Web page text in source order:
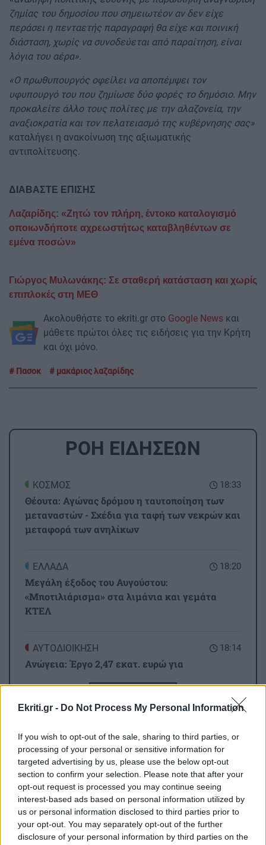
Ekriti.gr - Do Not Process My Personal Information
If you wish to opt-out of the sale, sharing to third parties, or
processing of your personal or sensitive information for
targeted advertising by us, please use the below opt-out
section to confirm your selection. Please note that after your
opt-out request is processed you may continue seeing
interest-based ads based on personal information utilized by
us or personal information disclosed to third parties prior to
your opt-out. You may separately opt-out of the further
disclosure of your personal information by third parties on the
ζημίας του δημοσίου που σημειωτέον αν δεν είχε
περάσει η πενταετής παραγραφή θα είχε και ποινική
διάσταση, χωρίς να συνοδεύεται από παραίτηση, είναι
λόγια του αέρα».
«Ο πρωθυπουργός οφείλει να αποπέμψει τον
υφυπουργό του που ζημίωσε δύο φορές το δημόσιο. Μην
προκαλείτε άλλο τους πολίτες με την αλαζονεία, την
αναξιοκρατία και τον πελατειασμό της κυβέρνησης σας»
καταλήγει η ανακοίνωση της αξιωματικής
αντιπολίτευσης.
ΔΙΑΒΑΣΤΕ ΕΠΙΣΗΣ
Λαζαρίδης: «Ζητώ τον πλήρη, έντοκο καταλογισμό
οποιωνδήποτε αχρεωστήτως καταβληθέντων σε
εμένα ποσών»
Γιώργος Μυλωνάκης: Σε σταθερή κατάσταση και χωρίς
επιπλοκές στη ΜΕΘ
Ακολουθήστε το ekriti.gr στο Google News και
μάθετε πρώτοι όλες τις ειδήσεις για την Κρήτη
και όχι μόνο.
Πασοκ μακάριος λαζαρίδης
ΡΟΗ ΕΙΔΗΣΕΩΝ
18:33
ΚΟΣΜΟΣ
Θέουτα: Αγώνας δρόμου η ταυτοποίηση των
μεταναστών - Σχέδια για ταφή των νεκρών και
μεταφορά των ανηλίκων
18:20
ΕΛΛΑΔΑ
Μεγάλη έξοδος του Αυγούστου:
«Μποτιλιάρισμα» στα λιμάνια και γεμάτα
ΚΤΕΛ
18:14
ΑΥΤΟΔΙΟΙΚΗΣΗ
Ανώγεια: Έργο 2,47 εκατ. ευρώ για
Υποχώρησε στο 3,4% ο πληθωρισμός τον Ιούλιο
– Επιμένει η ακρίβεια σε ενέργεια και ενοίκια
18:00
GOSSIP - LIFESTYLE
Οι πόζες της Κατερίνας Παπουτσάκη με μαγιό
στην Κρήτη
ΠΕΡΙΣΣΟΤΕΡΑ